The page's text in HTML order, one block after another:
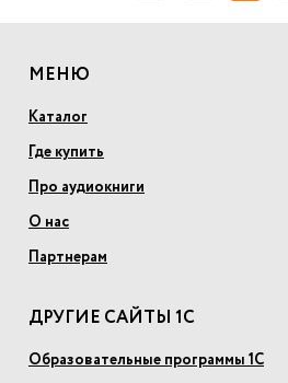
МЕНЮ
Каталог
Где купить
Про аудиокниги
О нас
Партнерам
ДРУГИЕ САЙТЫ 1С
Образовательные программы 1С